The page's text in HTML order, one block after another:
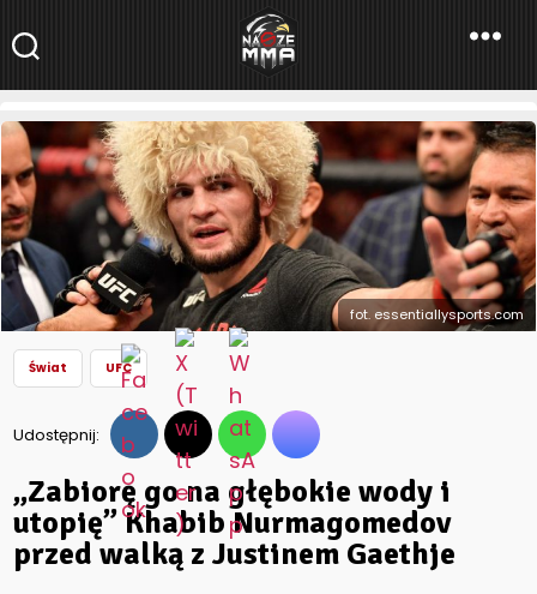
NaszeMMA
NaszeMMA.pl»Aktualności»Świat»UFC»„Zabiorę go na głębokie
wody i utopię” Khabib Nurmagomedov przed walką z
Justinem Gaethje
fot. essentiallysports.com
Świat UFC
Udostępnij:
„Zabiorę go na głębokie wody i
utopię” Khabib Nurmagomedov
przed walką z Justinem Gaethje